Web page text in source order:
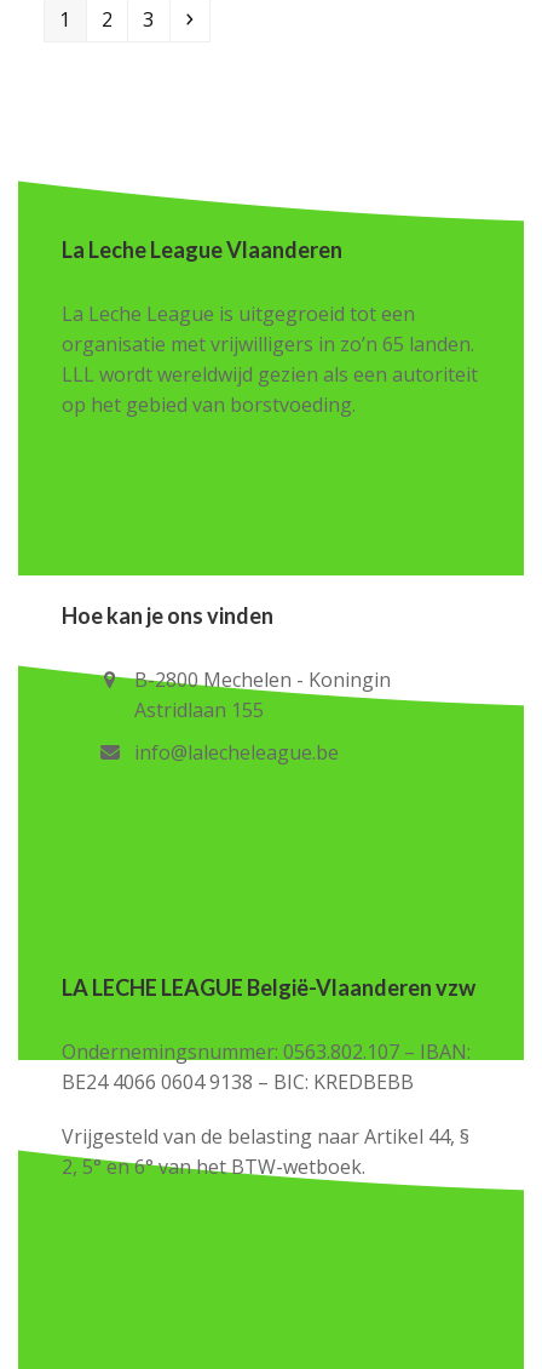
Page
1 Page
2 Page
3 Next
La Leche League Vlaanderen
La Leche League is uitgegroeid tot een
organisatie met vrijwilligers in zo’n 65 landen.
LLL wordt wereldwijd gezien als een autoriteit
op het gebied van borstvoeding.
Hoe kan je ons vinden
B-2800 Mechelen - Koningin
Astridlaan 155
info@lalecheleague.be
LA LECHE LEAGUE België-Vlaanderen vzw
Ondernemingsnummer: 0563.802.107 – IBAN:
BE24 4066 0604 9138 – BIC: KREDBEBB
Vrijgesteld van de belasting naar Artikel 44, §
2, 5° en 6° van het BTW-wetboek.